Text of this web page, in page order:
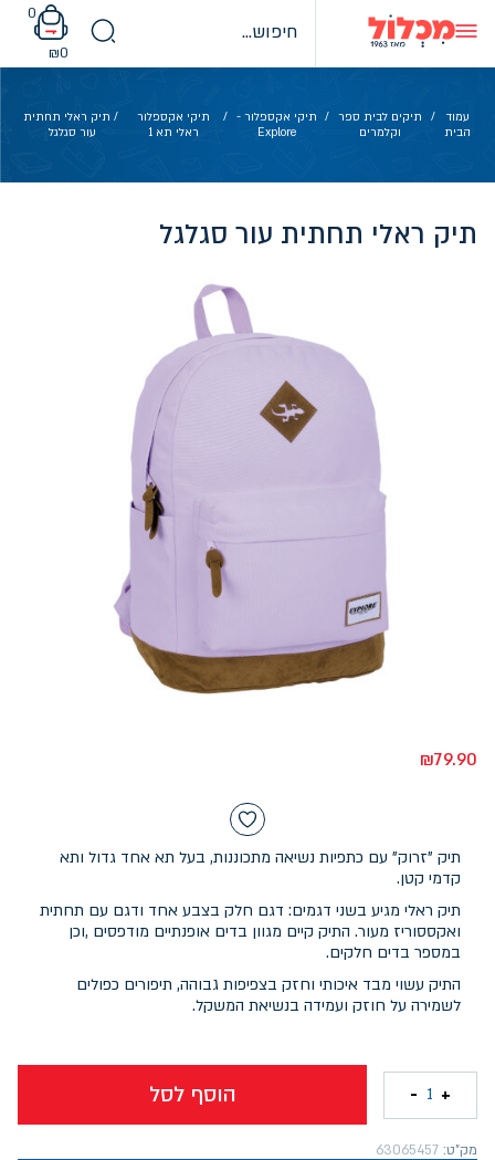
content
0
₪0
עמוד
הבית
/
תיקים לבית ספר
וקלמרים
/ תיקי אקספלור -
Explore
/
תיקי אקספלור
ראלי תא 1
/ תיק ראלי תחתית
עור סגלגל
תיק ראלי תחתית עור סגלגל
₪79.90
תיק "זרוק" עם כתפיות נשיאה מתכוננות, בעל תא אחד גדול ותא
קדמי קטן.
תיק ראלי מגיע בשני דגמים: דגם חלק בצבע אחד ודגם עם תחתית
ואקססוריז מעור. התיק קיים מגוון בדים אופנתיים מודפסים ,וכן
במספר בדים חלקים.
התיק עשוי מבד איכותי וחזק בצפיפות גבוהה, תיפורים כפולים
לשמירה על חוזק ועמידה בנשיאת המשקל.
הוסף לסל +
1
-
מק"ט: 63065457